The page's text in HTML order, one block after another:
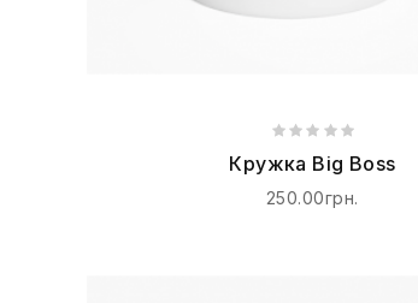
Кружка Big Boss
250.00грн.